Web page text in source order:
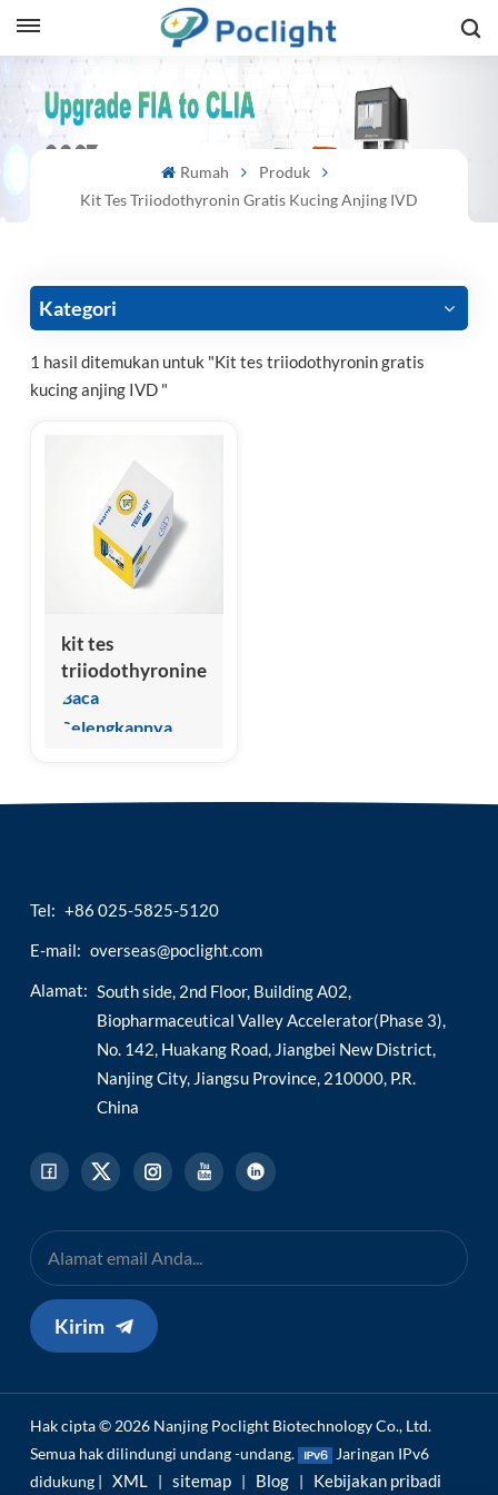
Rumah
Produk
Kit Tes Triiodothyronin Gratis Kucing Anjing IVD
Kategori
1 hasil ditemukan untuk "Kit tes triiodothyronin gratis
kucing anjing IVD "
kit tes
triiodothyronine
(cft3/fft3) gratis
dari hewan
Baca
Selengkapnya
Tel: +86 025-5825-5120
E-mail: overseas@poclight.com
Alamat: South side, 2nd Floor, Building A02,
Biopharmaceutical Valley Accelerator(Phase 3),
No. 142, Huakang Road, Jiangbei New District,
Nanjing City, Jiangsu Province, 210000, P.R.
China
Kirim
Hak cipta © 2026 Nanjing Poclight Biotechnology Co., Ltd.
Semua hak dilindungi undang -undang.
Jaringan IPv6
didukung | XML | sitemap | Blog | Kebijakan pribadi